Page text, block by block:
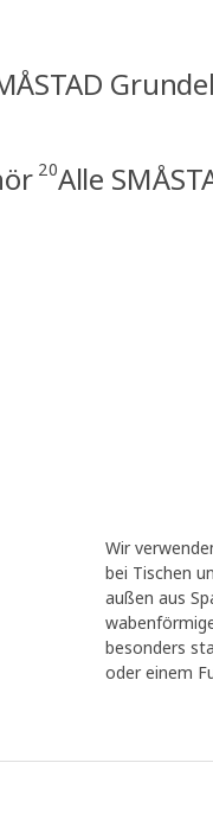
20Alle
Wir
bei Tischen
außen aus
besonders
oder einem